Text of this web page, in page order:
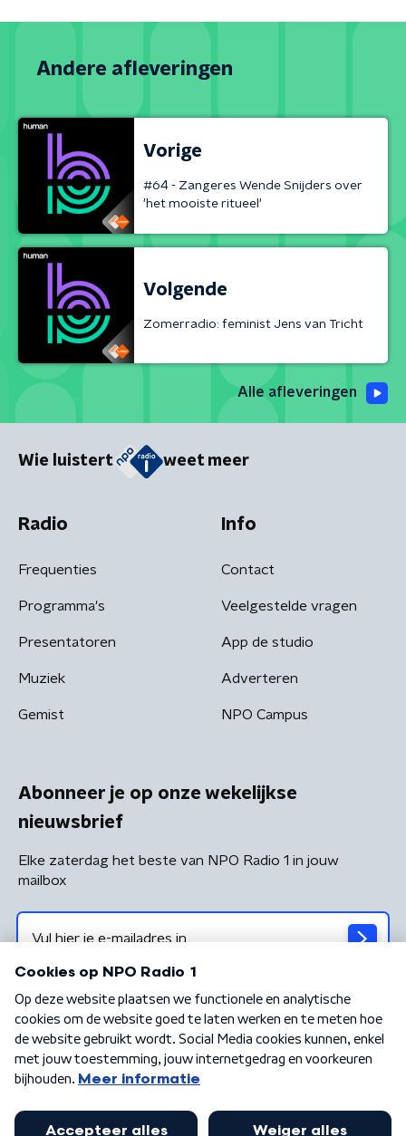
Andere afleveringen
Vorige
#64 - Zangeres Wende Snijders over
'het mooiste ritueel'
Volgende
Zomerradio: feminist Jens van Tricht
Alle afleveringen
Wie luistert weet meer
Radio
Frequenties
Programma's
Presentatoren
Muziek
Gemist
Info
Contact
Veelgestelde vragen
App de studio
Adverteren
NPO Campus
Abonneer je op onze wekelijkse
nieuwsbrief
Elke zaterdag het beste van NPO Radio 1 in jouw
mailbox
Algemene voorwaarden